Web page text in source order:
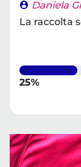
Daniela
La raccolta
25%